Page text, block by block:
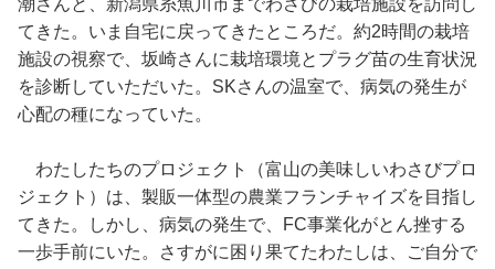
潮さんと、新潟県糸魚川市までわさびの栽培施設を訪問し
てきた。いま自宅に戻ってきたところだ。約2時間の栽培
施設の視察で、坂崎さんに栽培環境とプラグ苗の生育状況
を診断していただいた。SKさんの温室で、病気の発生が
心配の種になっていた。
わたしたちのプロジェクト（富山の美味しいわさびプロ
ジェクト）は、製販一体型の農業フランチャイズを目指し
てきた。しかし、病気の発生で、FC事業化がとん挫する
一歩手前にいた。さすがに困り果てたわたしは、ご自分で